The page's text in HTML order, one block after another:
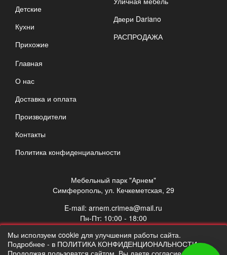
Детские
Кухни
Прихожие
Двери Dariano
РАСПРОДАЖА
Главная
О нас
Доставка и оплата
Производители
Контакты
Политика конфиденциальности
Мебельный парк "Арнем"
Симферополь, ул. Кечкеметская, 29
E-mail:arnem.crimea@mail.ru
Пн-Пт: 10:00 - 18:00
Сб: 10:00 - 17:00
Вс: выходной
Мы исползуем cookie для улучшения работы сайта.
Подробнее - в ПОЛИТИКА КОНФИДЕНЦИОНАЛЬНОСТИ.
Продолжая пользоватся сайтом, Вы даете согласие на